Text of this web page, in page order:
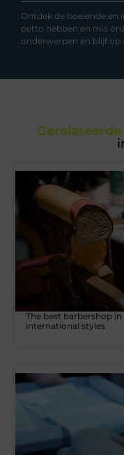
Ontdek de boeiende en
petto hebben en mis
onderwerpen en blijf op
The best barbershop
international styles